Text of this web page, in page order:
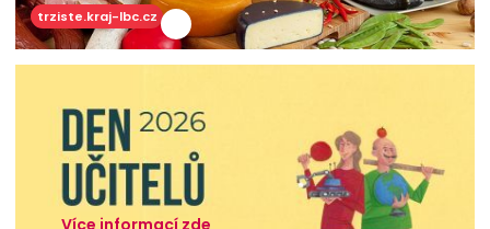
trziste.kraj-lbc.cz
Více informací zde